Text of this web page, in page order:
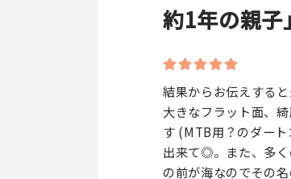
約1年の親子」
結果からお伝えする
大きなフラット面、
す (MTB用？のダー
出来て◎。また、多く
の前が海なのでその